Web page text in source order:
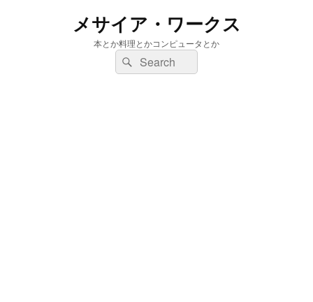
メサイア・ワークス
本とか料理とかコンピュータとか
検
索:
検
索